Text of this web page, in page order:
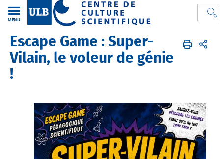
MENU
CCS FR Activités Escape Game
Escape Game : Super-
Vilain, le voleur de génie
!